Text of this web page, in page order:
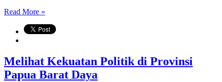
Read More »
Melihat Kekuatan Politik di Provinsi
Papua Barat Daya